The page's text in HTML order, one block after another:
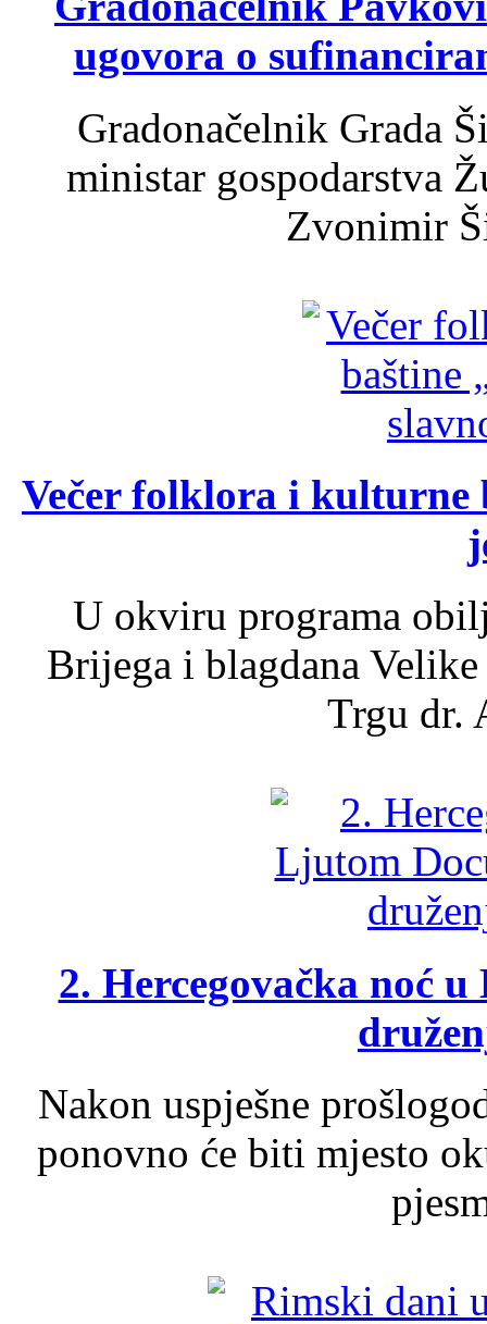
ugovora o
Gradonačelnik Grada
ministar gospodarstva
Zvonimir
Večer folklora i kulturne
U okviru programa
Brijega i blagdana
Trgu dr.
2. Hercegovačka noć
Nakon uspješne
ponovno će biti mjesto